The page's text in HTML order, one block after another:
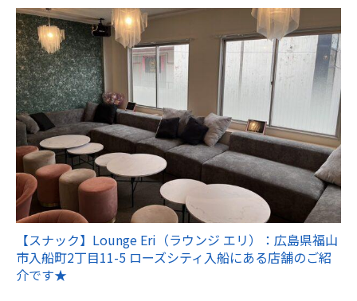
【スナック】Lounge Eri（ラウンジ エリ）：広島県福山
市入船町2丁目11-5 ローズシティ入船にある店舗のご紹
介です★